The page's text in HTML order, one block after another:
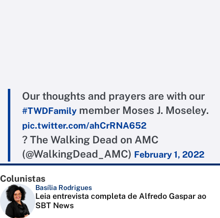
Our thoughts and prayers are with our
#TWDFamily member Moses J. Moseley.
pic.twitter.com/ahCrRNA652
? The Walking Dead on AMC
(@WalkingDead_AMC) February 1, 2022
Colunistas
Basília Rodrigues
Leia entrevista completa de Alfredo Gaspar ao
SBT News